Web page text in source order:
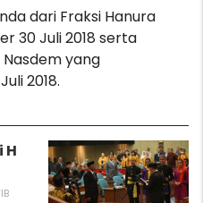
dari Fraksi Hanura
30 Juli 2018 serta
yang
2018.
H